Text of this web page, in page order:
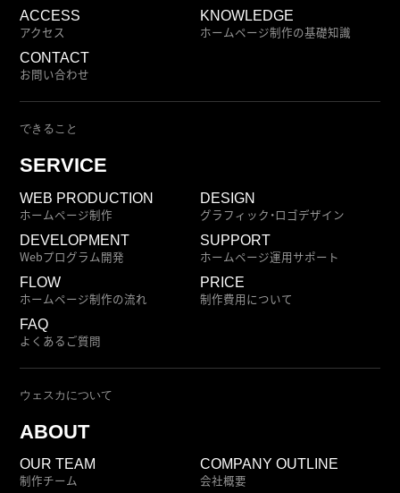
ACCESS
アクセス
KNOWLEDGE
ホームページ制作の基礎知識
CONTACT
お問い合わせ
できること
SERVICE
WEB PRODUCTION
ホームページ制作
DESIGN
グラフィック・ロゴデザイン
DEVELOPMENT
Webプログラム開発
SUPPORT
ホームページ運用サポート
FLOW
ホームページ制作の流れ
PRICE
制作費用について
FAQ
よくあるご質問
ウェスカについて
ABOUT
OUR TEAM
制作チーム
COMPANY OUTLINE
会社概要